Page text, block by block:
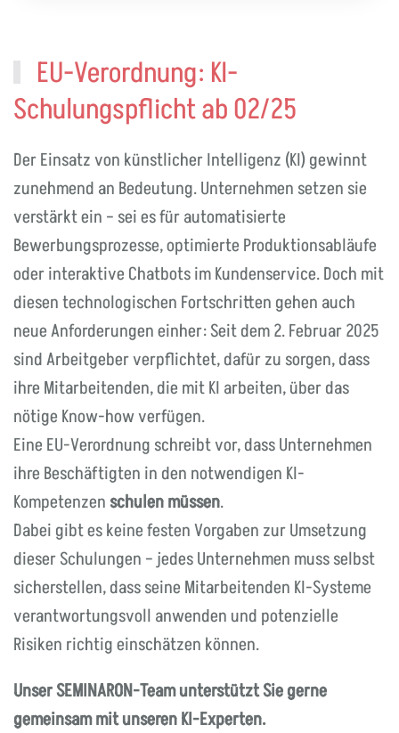
EU-Verordnung: KI-
Schulungspflicht ab 02/25
Der Einsatz von künstlicher Intelligenz (KI) gewinnt
zunehmend an Bedeutung. Unternehmen setzen sie
verstärkt ein – sei es für automatisierte
Bewerbungsprozesse, optimierte Produktionsabläufe
oder interaktive Chatbots im Kundenservice. Doch mit
diesen technologischen Fortschritten gehen auch
neue Anforderungen einher: Seit dem 2. Februar 2025
sind Arbeitgeber verpflichtet, dafür zu sorgen, dass
ihre Mitarbeitenden, die mit KI arbeiten, über das
nötige Know-how verfügen.
Eine EU-Verordnung schreibt vor, dass Unternehmen
ihre Beschäftigten in den notwendigen KI-
Kompetenzen schulen müssen.
Dabei gibt es keine festen Vorgaben zur Umsetzung
dieser Schulungen – jedes Unternehmen muss selbst
sicherstellen, dass seine Mitarbeitenden KI-Systeme
verantwortungsvoll anwenden und potenzielle
Risiken richtig einschätzen können.
Unser SEMINARON-Team unterstützt Sie gerne
gemeinsam mit unseren KI-Experten.